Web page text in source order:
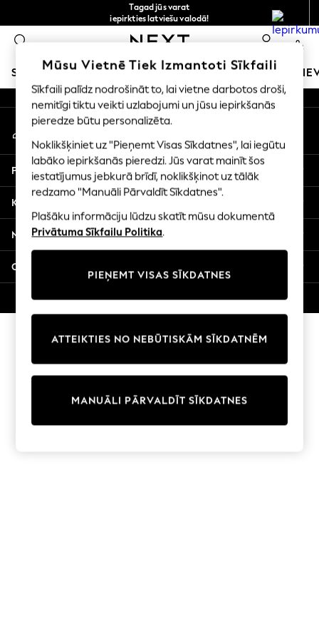
Tagad jūs varat
iepirkties latviešu valodā!
Ātrāk un drošāk,
norēķināšanās ar Maksājums caur banku
0
SKOLAS APĢĒRBS MEITENES ZĒNI MAZULIS
SCHOOLWEAR
All Boys Schoolwear
Shoes
Trousers
Shorts
Shirts
Polo Shirts
Sweatshirts & Jumpers
Multipacks
All Boys Sport & Swimwear
Swimwear
Tops
Joggers
An error occurred on client
Mūsu sociālie tīkli
Mans konts
Pierakstieties savā kontā
Palīdzība
Konfidencialitāte un juridiskā informācija
Nodaļas
Citi pakalpojumi
© 2026 Next Germany GmbH. Visas tiesības aizsargātas.
Mūsu Vietnē Tiek Izmantoti Sīkfaili
Sīkfaili palīdz nodrošināt to, lai vietne darbotos droši,
nemitīgi tiktu veikti uzlabojumi un jūsu iepirkšanās
pieredze būtu personalizēta.
Noklikšķiniet uz "Pieņemt Visas Sīkdatnes", lai iegūtu
labāko iepirkšanās pieredzi. Jūs varat mainīt šos
iestatījumus jebkurā brīdī, noklikšķinot uz tālāk
redzamo "Manuāli Pārvaldīt Sīkdatnes".
Plašāku informāciju lūdzu skatīt mūsu dokumentā
Privātuma Sīkfailu Politika.
PIEŅEMT VISAS SĪKDATNES
MANUĀLI PĀRVALDĪT SĪKDATNES
ATTEIKTIES NO NEBŪTISKĀM SĪKDATNĒM